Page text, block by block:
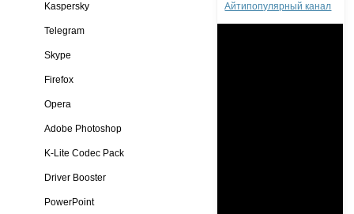
Kaspersky
Telegram
Skype
Firefox
Opera
Adobe Photoshop
K-Lite Codec Pack
Driver Booster
PowerPoint
Айтипопулярный канал